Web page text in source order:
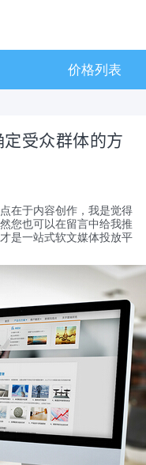
价格列表
受众群体的方
在于内容创作，我是觉得
您也可以在留言中给我推
是一站式软文媒体投放平